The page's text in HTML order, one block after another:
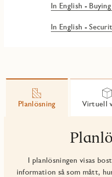
In English -
In English -
Planlösning Virtuell
I planlösningen visas
information så som mått,